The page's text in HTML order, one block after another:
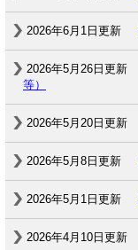
2026年6月1日更新
2026年5月26日更新
等）
2026年5月20日更新
2026年5月8日更新
2026年5月1日更新
2026年4月10日更新